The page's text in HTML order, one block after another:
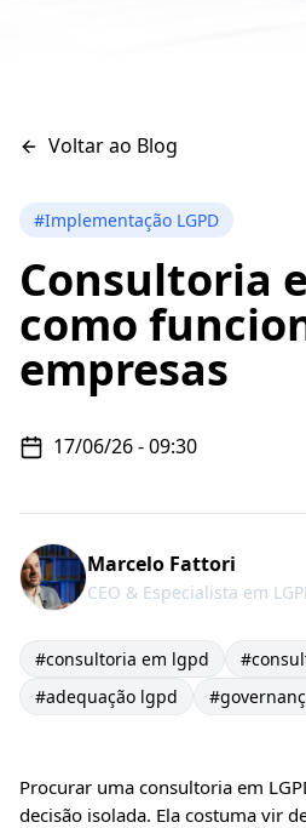
Voltar ao Blog
#Implementação LGPD
Consultoria
como
empresas
17/06/26-09:30
Marcelo Fattori
CEO & Especialista em
#consultoria em lgpd #
#adequação lgpd #
Procurar uma consultoria em
decisão isolada. Ela costuma vir